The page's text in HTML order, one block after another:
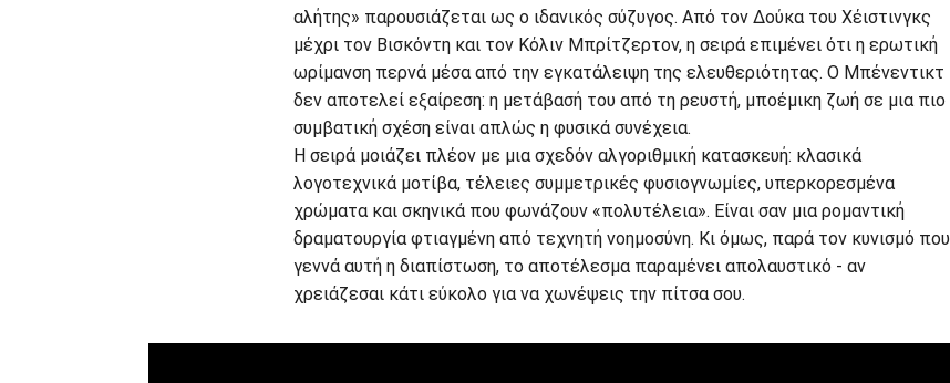
αλήτης» παρουσιάζεται ως ο ιδανικός σύζυγος. Από τον Δούκα του Χέιστινγκς
μέχρι τον Βισκόντη και τον Κόλιν Μπρίτζερτον, η σειρά επιμένει ότι η ερωτική
ωρίμανση περνά μέσα από την εγκατάλειψη της ελευθεριότητας. Ο Μπένεντικτ
δεν αποτελεί εξαίρεση: η μετάβασή του από τη ρευστή, μποέμικη ζωή σε μια πιο
συμβατική σχέση είναι απλώς η φυσικά συνέχεια.
Η σειρά μοιάζει πλέον με μια σχεδόν αλγοριθμική κατασκευή: κλασικά
λογοτεχνικά μοτίβα, τέλειες συμμετρικές φυσιογνωμίες, υπερκορεσμένα
χρώματα και σκηνικά που φωνάζουν «πολυτέλεια». Είναι σαν μια ρομαντική
δραματουργία φτιαγμένη από τεχνητή νοημοσύνη. Κι όμως, παρά τον κυνισμό που
γεννά αυτή η διαπίστωση, το αποτέλεσμα παραμένει απολαυστικό - αν
χρειάζεσαι κάτι εύκολο για να χωνέψεις την πίτσα σου.